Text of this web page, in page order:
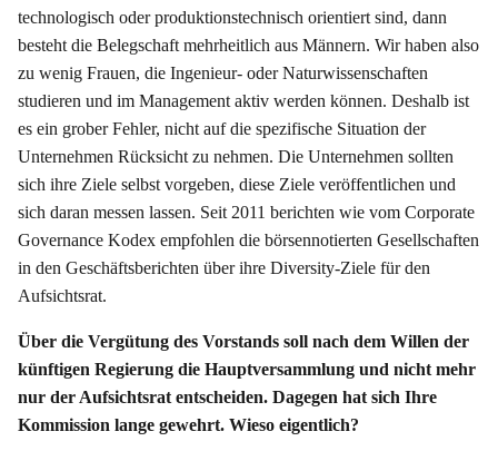
technologisch oder produktionstechnisch orientiert sind, dann
besteht die Belegschaft mehrheitlich aus Männern. Wir haben also
zu wenig Frauen, die Ingenieur- oder Naturwissenschaften
studieren und im Management aktiv werden können. Deshalb ist
es ein grober Fehler, nicht auf die spezifische Situation der
Unternehmen Rücksicht zu nehmen. Die Unternehmen sollten
sich ihre Ziele selbst vorgeben, diese Ziele veröffentlichen und
sich daran messen lassen. Seit 2011 berichten wie vom Corporate
Governance Kodex empfohlen die börsennotierten Gesellschaften
in den Geschäftsberichten über ihre Diversity-Ziele für den
Aufsichtsrat.
Über die Vergütung des Vorstands soll nach dem Willen der
künftigen Regierung die Hauptversammlung und nicht mehr
nur der Aufsichtsrat entscheiden. Dagegen hat sich Ihre
Kommission lange gewehrt. Wieso eigentlich?